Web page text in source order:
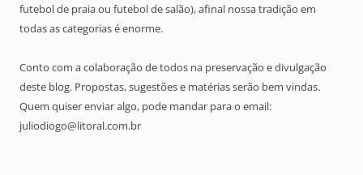
futebol de praia ou futebol de salão), afinal nossa tradição em
todas as categorias é enorme.
Conto com a colaboração de todos na preservação e divulgação
deste blog. Propostas, sugestões e matérias serão bem vindas.
Quem quiser enviar algo, pode mandar para o email:
juliodiogo@litoral.com.br